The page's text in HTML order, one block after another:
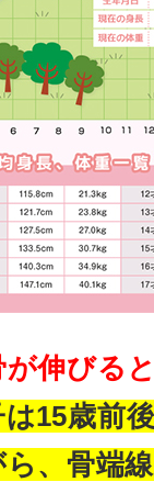
伸びる
15歳前
、骨端